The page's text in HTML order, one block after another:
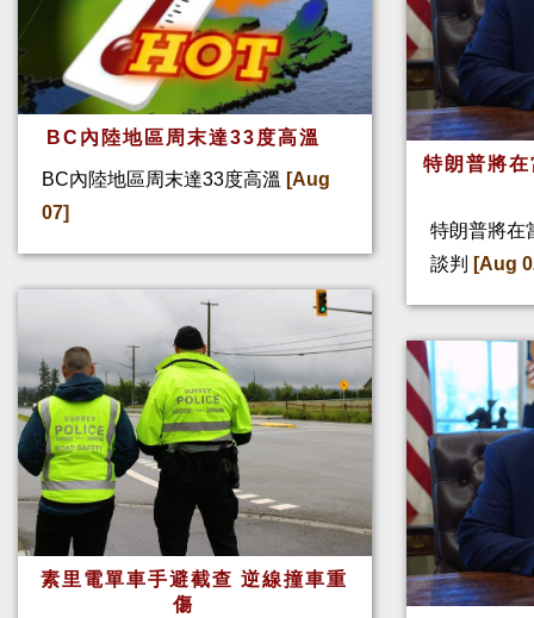
BC內陸地區周末達33度高溫
BC內陸地區周末達33度高溫 [Aug
07]
素里電單車手避截查 逆線撞車重
傷
特朗普將
特朗普將在
談判
[Aug